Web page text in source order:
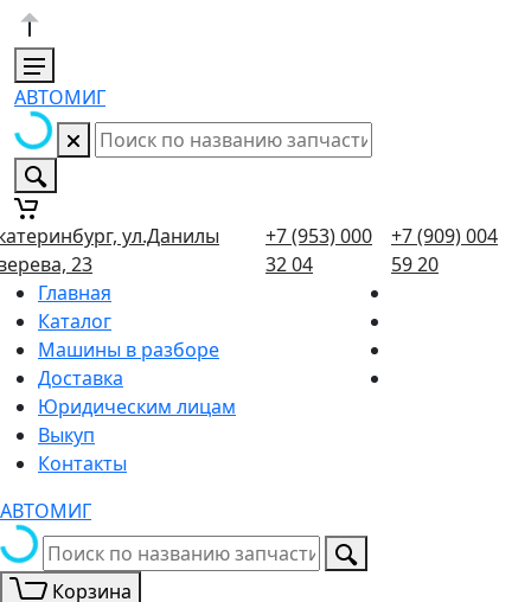
АВТОМИГ
ул.Данилы
23
+7 (953) 000
32 04
+7 (909) 004
59 20
Главная
Каталог
Машины в разборе
Доставка
Юридическим лицам
Выкуп
Контакты
АВТОМИГ
Корзина